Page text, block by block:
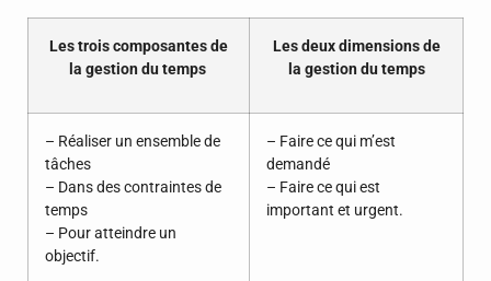
Les trois composantes de
la gestion du temps
Les deux dimensions de
la gestion du temps
– Réaliser un ensemble de
tâches
– Dans des contraintes de
temps
– Pour atteindre un
objectif.
– Faire ce qui m’est
demandé
– Faire ce qui est
important et urgent.